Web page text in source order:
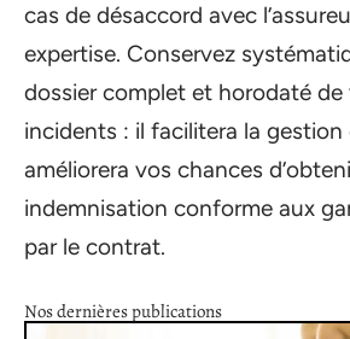
cas de désaccord avec
expertise. Conservez
dossier complet et horodaté
incidents : il facilitera la
améliorera vos chances
indemnisation conforme aux
par le contrat.
Nos dernières publications